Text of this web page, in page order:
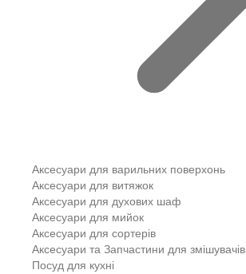
Аксесуари для варильних поверхонь
Аксесуари для витяжок
Аксесуари для духових шаф
Аксесуари для мийок
Аксесуари для сортерів
Аксесуари та Запчастини для змішувачів
Посуд для кухні